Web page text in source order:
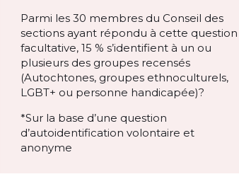
Parmi les 30 membres du Conseil des
sections ayant répondu à cette question
facultative, 15 % s’identifient à un ou
plusieurs des groupes recensés
(Autochtones, groupes ethnoculturels,
LGBT+ ou personne handicapée)?
*Sur la base d’une question
d’autoidentification volontaire et
anonyme